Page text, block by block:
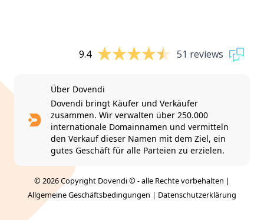
9.4 51 reviews
Über Dovendi
Dovendi bringt Käufer und Verkäufer
zusammen. Wir verwalten über 250.000
internationale Domainnamen und vermitteln
den Verkauf dieser Namen mit dem Ziel, ein
gutes Geschäft für alle Parteien zu erzielen.
© 2026 Copyright Dovendi © - alle Rechte vorbehalten |
Allgemeine Geschäftsbedingungen | Datenschutzerklärung